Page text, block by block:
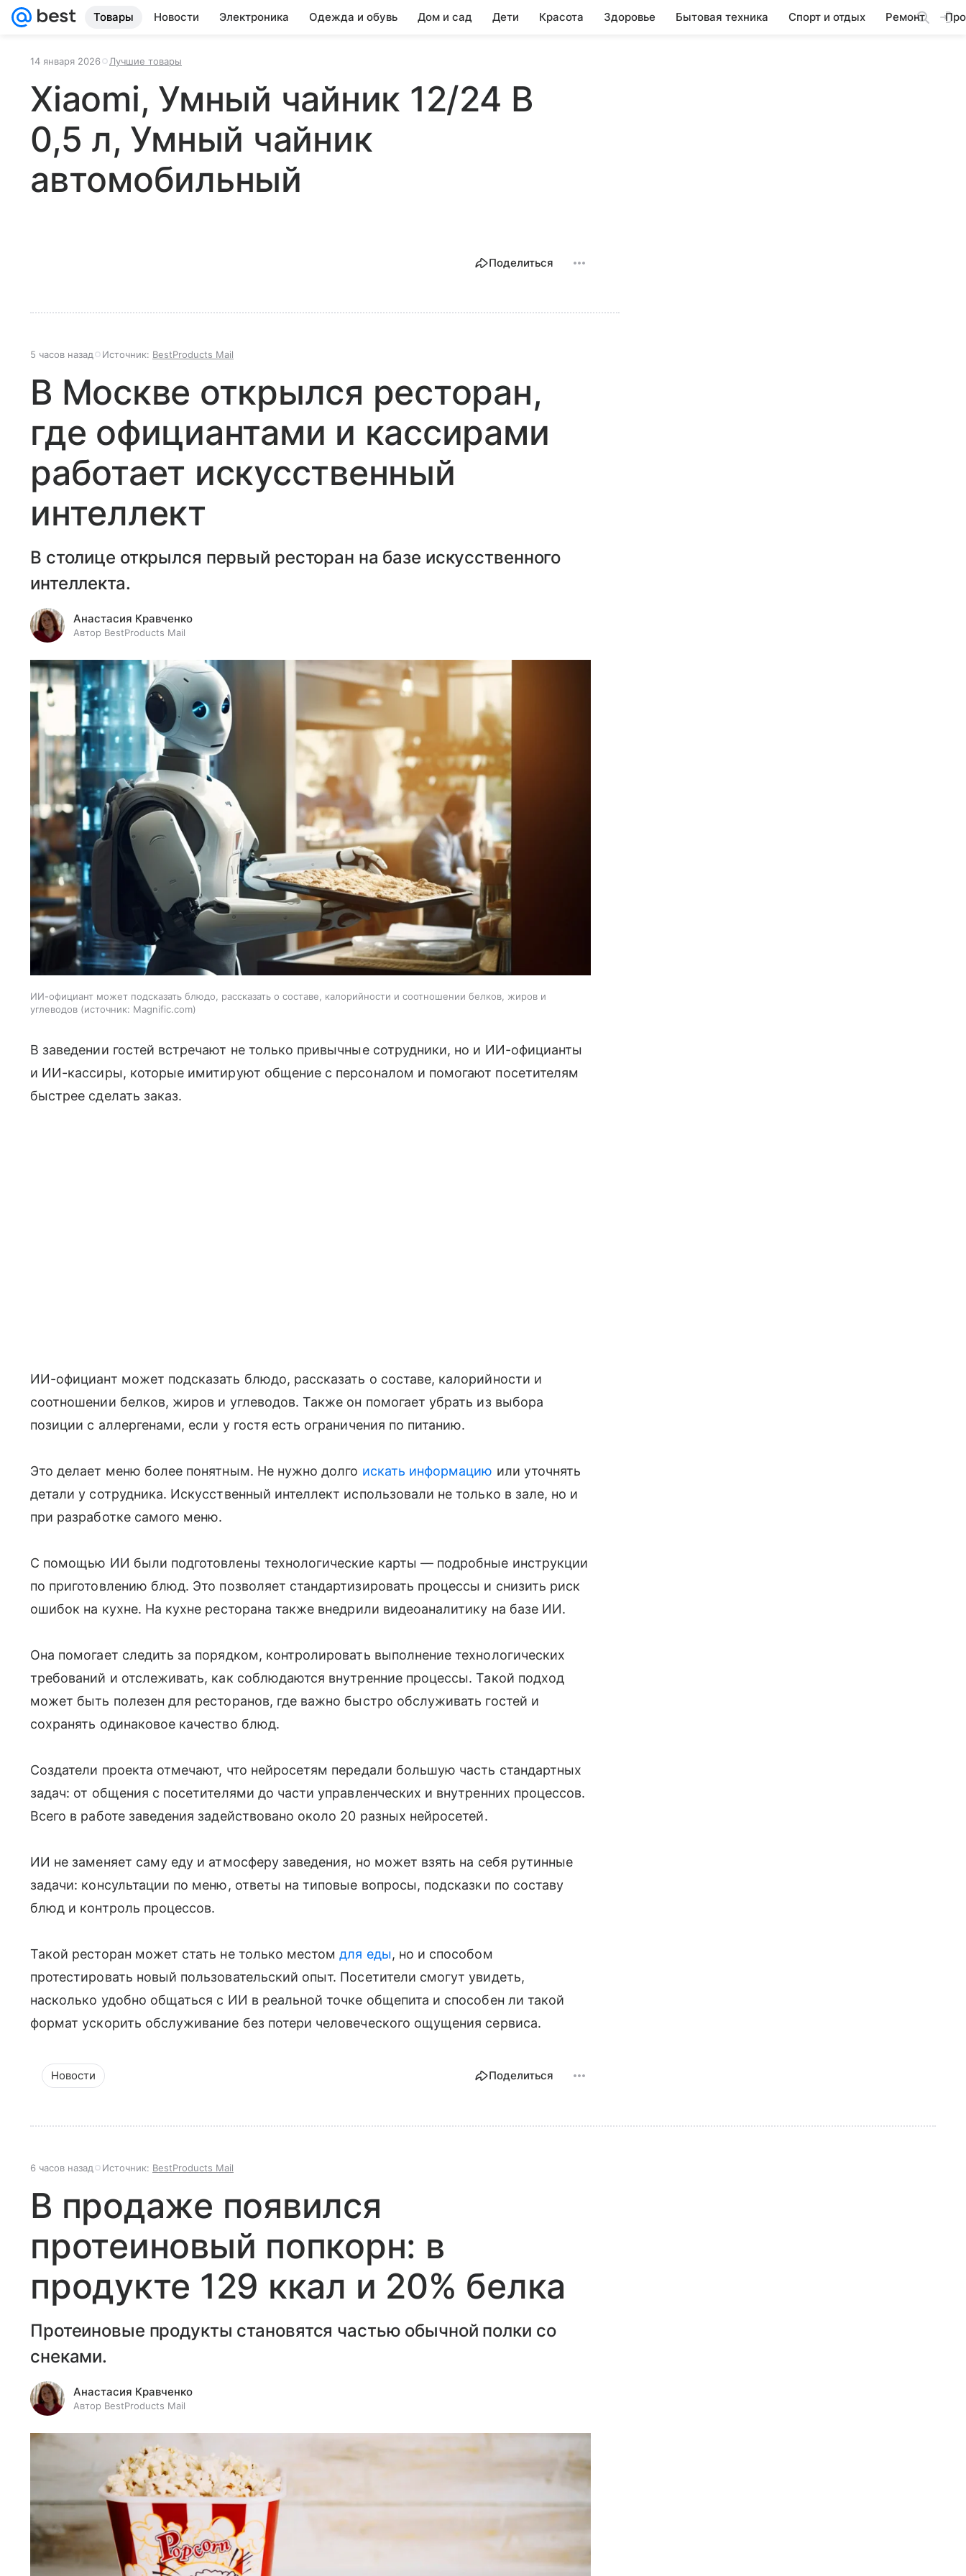
Товары Новости Электроника Одежда и обувь Дом и сад Дети Красота Здоровье Бытовая техника Спорт и отдых Ремонт
14 января 2026 Лучшие товары
Xiaomi, Умный чайник 12/24 В
0,5 л, Умный чайник
автомобильный
Поделиться
5 часов назад Источник: BestProducts Mail
В Москве открылся ресторан,
где официантами и кассирами
работает искусственный
интеллект
В столице открылся первый ресторан на базе искусственного
интеллекта.
Анастасия Кравченко
Автор BestProducts Mail
ИИ-официант может подсказать блюдо, рассказать о составе, калорийности и соотношении белков, жиров и
углеводов
источник: Magnific.com
В заведении гостей встречают не только привычные сотрудники, но и ИИ-официанты
и ИИ-кассиры, которые имитируют общение с персоналом и помогают посетителям
быстрее сделать заказ.
ИИ-официант может подсказать блюдо, рассказать о составе, калорийности и
соотношении белков, жиров и углеводов. Также он помогает убрать из выбора
позиции с аллергенами, если у гостя есть ограничения по питанию.
Это делает меню более понятным. Не нужно долго искать информацию или уточнять
детали у сотрудника. Искусственный интеллект использовали не только в зале, но и
при разработке самого меню.
С помощью ИИ были подготовлены технологические карты — подробные инструкции
по приготовлению блюд. Это позволяет стандартизировать процессы и снизить риск
ошибок на кухне. На кухне ресторана также внедрили видеоаналитику на базе ИИ.
Она помогает следить за порядком, контролировать выполнение технологических
требований и отслеживать, как соблюдаются внутренние процессы. Такой подход
может быть полезен для ресторанов, где важно быстро обслуживать гостей и
сохранять одинаковое качество блюд.
Создатели проекта отмечают, что нейросетям передали большую часть стандартных
задач: от общения с посетителями до части управленческих и внутренних процессов.
Всего в работе заведения задействовано около 20 разных нейросетей.
ИИ не заменяет саму еду и атмосферу заведения, но может взять на себя рутинные
задачи: консультации по меню, ответы на типовые вопросы, подсказки по составу
блюд и контроль процессов.
Такой ресторан может стать не только местомдля еды, но и способом
протестировать новый пользовательский опыт. Посетители смогут увидеть,
насколько удобно общаться с ИИ в реальной точке общепита и способен ли такой
формат ускорить обслуживание без потери человеческого ощущения сервиса.
Новости Поделиться
6 часов назад Источник: BestProducts Mail
В продаже появился
протеиновый попкорн: в
продукте 129 ккал и 20% белка
Протеиновые продукты становятся частью обычной полки со
снеками.
Анастасия Кравченко
Автор BestProducts Mail